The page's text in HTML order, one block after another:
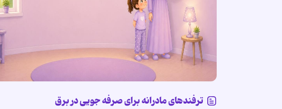
ترفندهای مادرانه برای صرفه جویی در برق